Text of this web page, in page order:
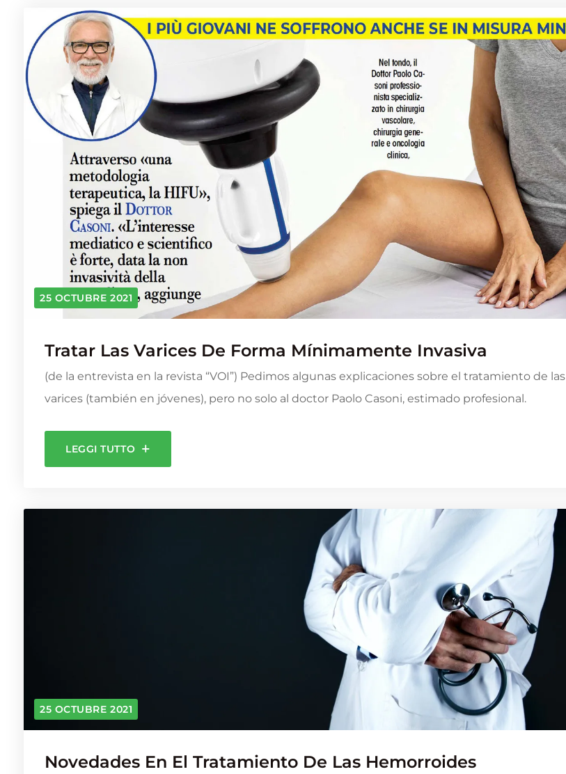
25 OCTUBRE 2021
Tratar Las Varices De Forma Mínimamente Invasiva
(de la entrevista en la revista “VOI”) Pedimos algunas explicaciones sobre el tratamiento de las
varices (también en jóvenes), pero no solo al doctor Paolo Casoni, estimado profesional.
LEGGI TUTTO
25 OCTUBRE 2021
Novedades En El Tratamiento De Las Hemorroides